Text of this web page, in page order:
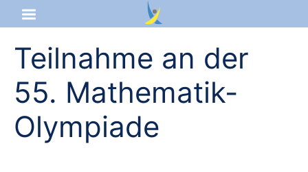
Startseite
Aktuelles
Das sind wir
Teilnahme an der
55. Mathematik-
Olympiade